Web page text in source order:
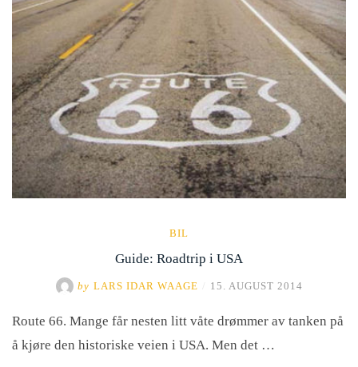
BIL
Guide: Roadtrip i USA
by LARS IDAR WAAGE 15. AUGUST 2014
Route 66. Mange får nesten litt våte drømmer av tanken på
å kjøre den historiske veien i USA. Men det …